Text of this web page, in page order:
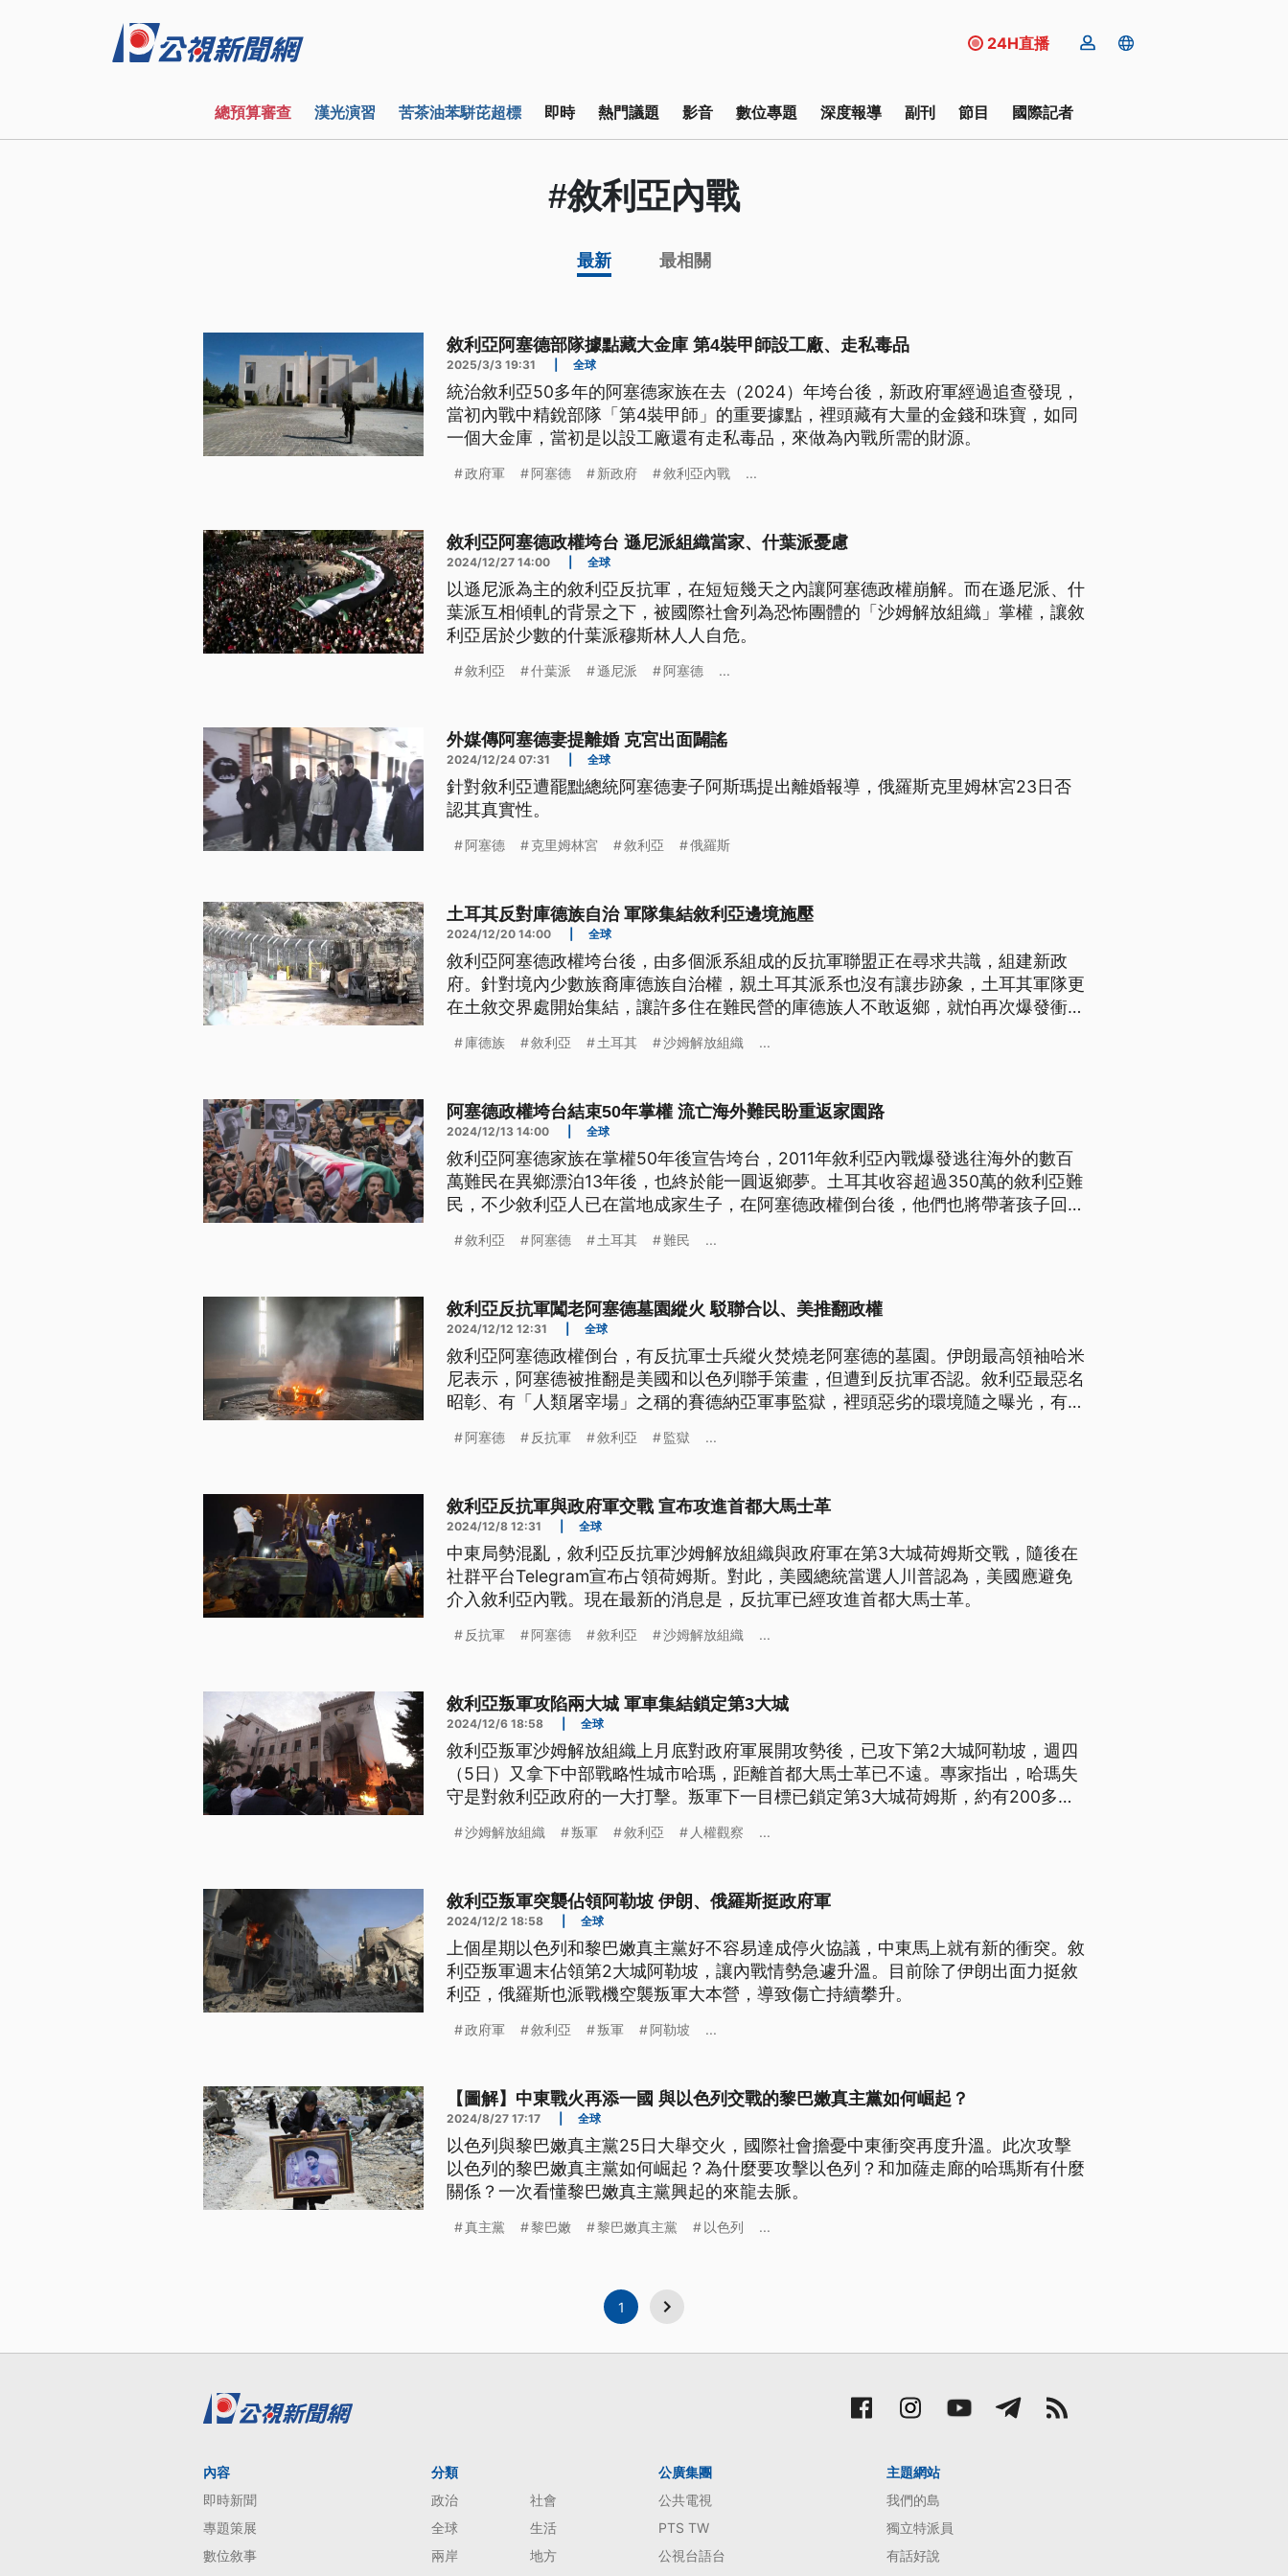
24H直播
總預算審查 漢光演習 苦茶油苯駢芘超標 即時 熱門議題 影音 數位專題 深度報導 副刊 節目 國際記者
#敘利亞內戰
最新 最相關
敘利亞阿塞德部隊據點藏大金庫 第4裝甲師設工廠、走私毒品
2025/3/3 19:31 全球
統治敘利亞50多年的阿塞德家族在去（2024）年垮台後，新政府軍經過追查發現，
當初內戰中精銳部隊「第4裝甲師」的重要據點，裡頭藏有大量的金錢和珠寶，如同
一個大金庫，當初是以設工廠還有走私毒品，來做為內戰所需的財源。
政府軍 阿塞德 新政府 敘利亞內戰 ...
敘利亞阿塞德政權垮台 遜尼派組織當家、什葉派憂慮
2024/12/27 14:00 全球
以遜尼派為主的敘利亞反抗軍，在短短幾天之內讓阿塞德政權崩解。而在遜尼派、什
葉派互相傾軋的背景之下，被國際社會列為恐怖團體的「沙姆解放組織」掌權，讓敘
利亞居於少數的什葉派穆斯林人人自危。
敘利亞 什葉派 遜尼派 阿塞德 ...
外媒傳阿塞德妻提離婚 克宮出面闢謠
2024/12/24 07:31 全球
針對敘利亞遭罷黜總統阿塞德妻子阿斯瑪提出離婚報導，俄羅斯克里姆林宮23日否
認其真實性。
阿塞德 克里姆林宮 敘利亞 俄羅斯
土耳其反對庫德族自治 軍隊集結敘利亞邊境施壓
2024/12/20 14:00 全球
敘利亞阿塞德政權垮台後，由多個派系組成的反抗軍聯盟正在尋求共識，組建新政
府。針對境內少數族裔庫德族自治權，親土耳其派系也沒有讓步跡象，土耳其軍隊更
在土敘交界處開始集結，讓許多住在難民營的庫德族人不敢返鄉，就怕再次爆發衝
庫德族 敘利亞 土耳其 沙姆解放組織 ...
阿塞德政權垮台結束50年掌權 流亡海外難民盼重返家園路
2024/12/13 14:00 全球
敘利亞阿塞德家族在掌權50年後宣告垮台，2011年敘利亞內戰爆發逃往海外的數百
萬難民在異鄉漂泊13年後，也終於能一圓返鄉夢。土耳其收容超過350萬的敘利亞難
民，不少敘利亞人已在當地成家生子，在阿塞德政權倒台後，他們也將帶著孩子回到
敘利亞 阿塞德 土耳其 難民 ...
敘利亞反抗軍闖老阿塞德墓園縱火 駁聯合以、美推翻政權
2024/12/12 12:31 全球
敘利亞阿塞德政權倒台，有反抗軍士兵縱火焚燒老阿塞德的墓園。伊朗最高領袖哈米
尼表示，阿塞德被推翻是美國和以色列聯手策畫，但遭到反抗軍否認。敘利亞最惡名
昭彰、有「人類屠宰場」之稱的賽德納亞軍事監獄，裡頭惡劣的環境隨之曝光，有囚
阿塞德 反抗軍 敘利亞 監獄 ...
敘利亞反抗軍與政府軍交戰 宣布攻進首都大馬士革
2024/12/8 12:31 全球
中東局勢混亂，敘利亞反抗軍沙姆解放組織與政府軍在第3大城荷姆斯交戰，隨後在
社群平台Telegram宣布占領荷姆斯。對此，美國總統當選人川普認為，美國應避免
介入敘利亞內戰。現在最新的消息是，反抗軍已經攻進首都大馬士革。
反抗軍 阿塞德 敘利亞 沙姆解放組織 ...
敘利亞叛軍攻陷兩大城 軍車集結鎖定第3大城
2024/12/6 18:58 全球
敘利亞叛軍沙姆解放組織上月底對政府軍展開攻勢後，已攻下第2大城阿勒坡，週四
（5日）又拿下中部戰略性城市哈瑪，距離首都大馬士革已不遠。專家指出，哈瑪失
守是對敘利亞政府的一大打擊。叛軍下一目標已鎖定第3大城荷姆斯，約有200多輛
沙姆解放組織 叛軍 敘利亞 人權觀察 ...
敘利亞叛軍突襲佔領阿勒坡 伊朗、俄羅斯挺政府軍
2024/12/2 18:58 全球
上個星期以色列和黎巴嫩真主黨好不容易達成停火協議，中東馬上就有新的衝突。敘
利亞叛軍週末佔領第2大城阿勒坡，讓內戰情勢急遽升溫。目前除了伊朗出面力挺敘
利亞，俄羅斯也派戰機空襲叛軍大本營，導致傷亡持續攀升。
政府軍 敘利亞 叛軍 阿勒坡 ...
【圖解】中東戰火再添一國 與以色列交戰的黎巴嫩真主黨如何崛起？
2024/8/27 17:17 全球
以色列與黎巴嫩真主黨25日大舉交火，國際社會擔憂中東衝突再度升溫。此次攻擊
以色列的黎巴嫩真主黨如何崛起？為什麼要攻擊以色列？和加薩走廊的哈瑪斯有什麼
關係？一次看懂黎巴嫩真主黨興起的來龍去脈。
真主黨 黎巴嫩 黎巴嫩真主黨 以色列 ...
1
內容
即時新聞
專題策展
數位敘事
分類
政治
社會
全球
生活
兩岸
地方
公廣集團
公共電視
PTS TW
公視台語台
主題網站
我們的島
獨立特派員
有話好說